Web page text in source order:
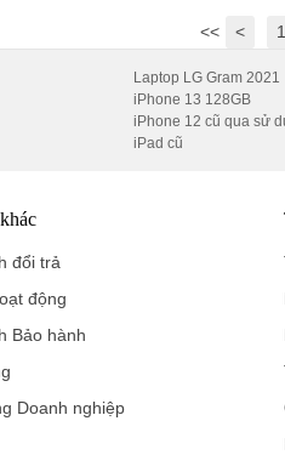
<< < 1
Laptop LG Gram 2021
iPhone 13 128GB
iPhone 12 cũ qua sử
iPad cũ
đổi trả
động
Bảo hành
Doanh nghiệp